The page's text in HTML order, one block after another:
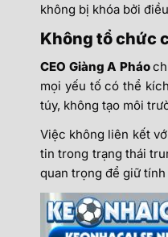
không bị khóa bởi
Không tổ chức
CEO Giàng A Pháo
mọi yếu tố có thể
túy, không tạo môi
Việc không liên kết
tin trong trạng thái
quan trọng để giữ